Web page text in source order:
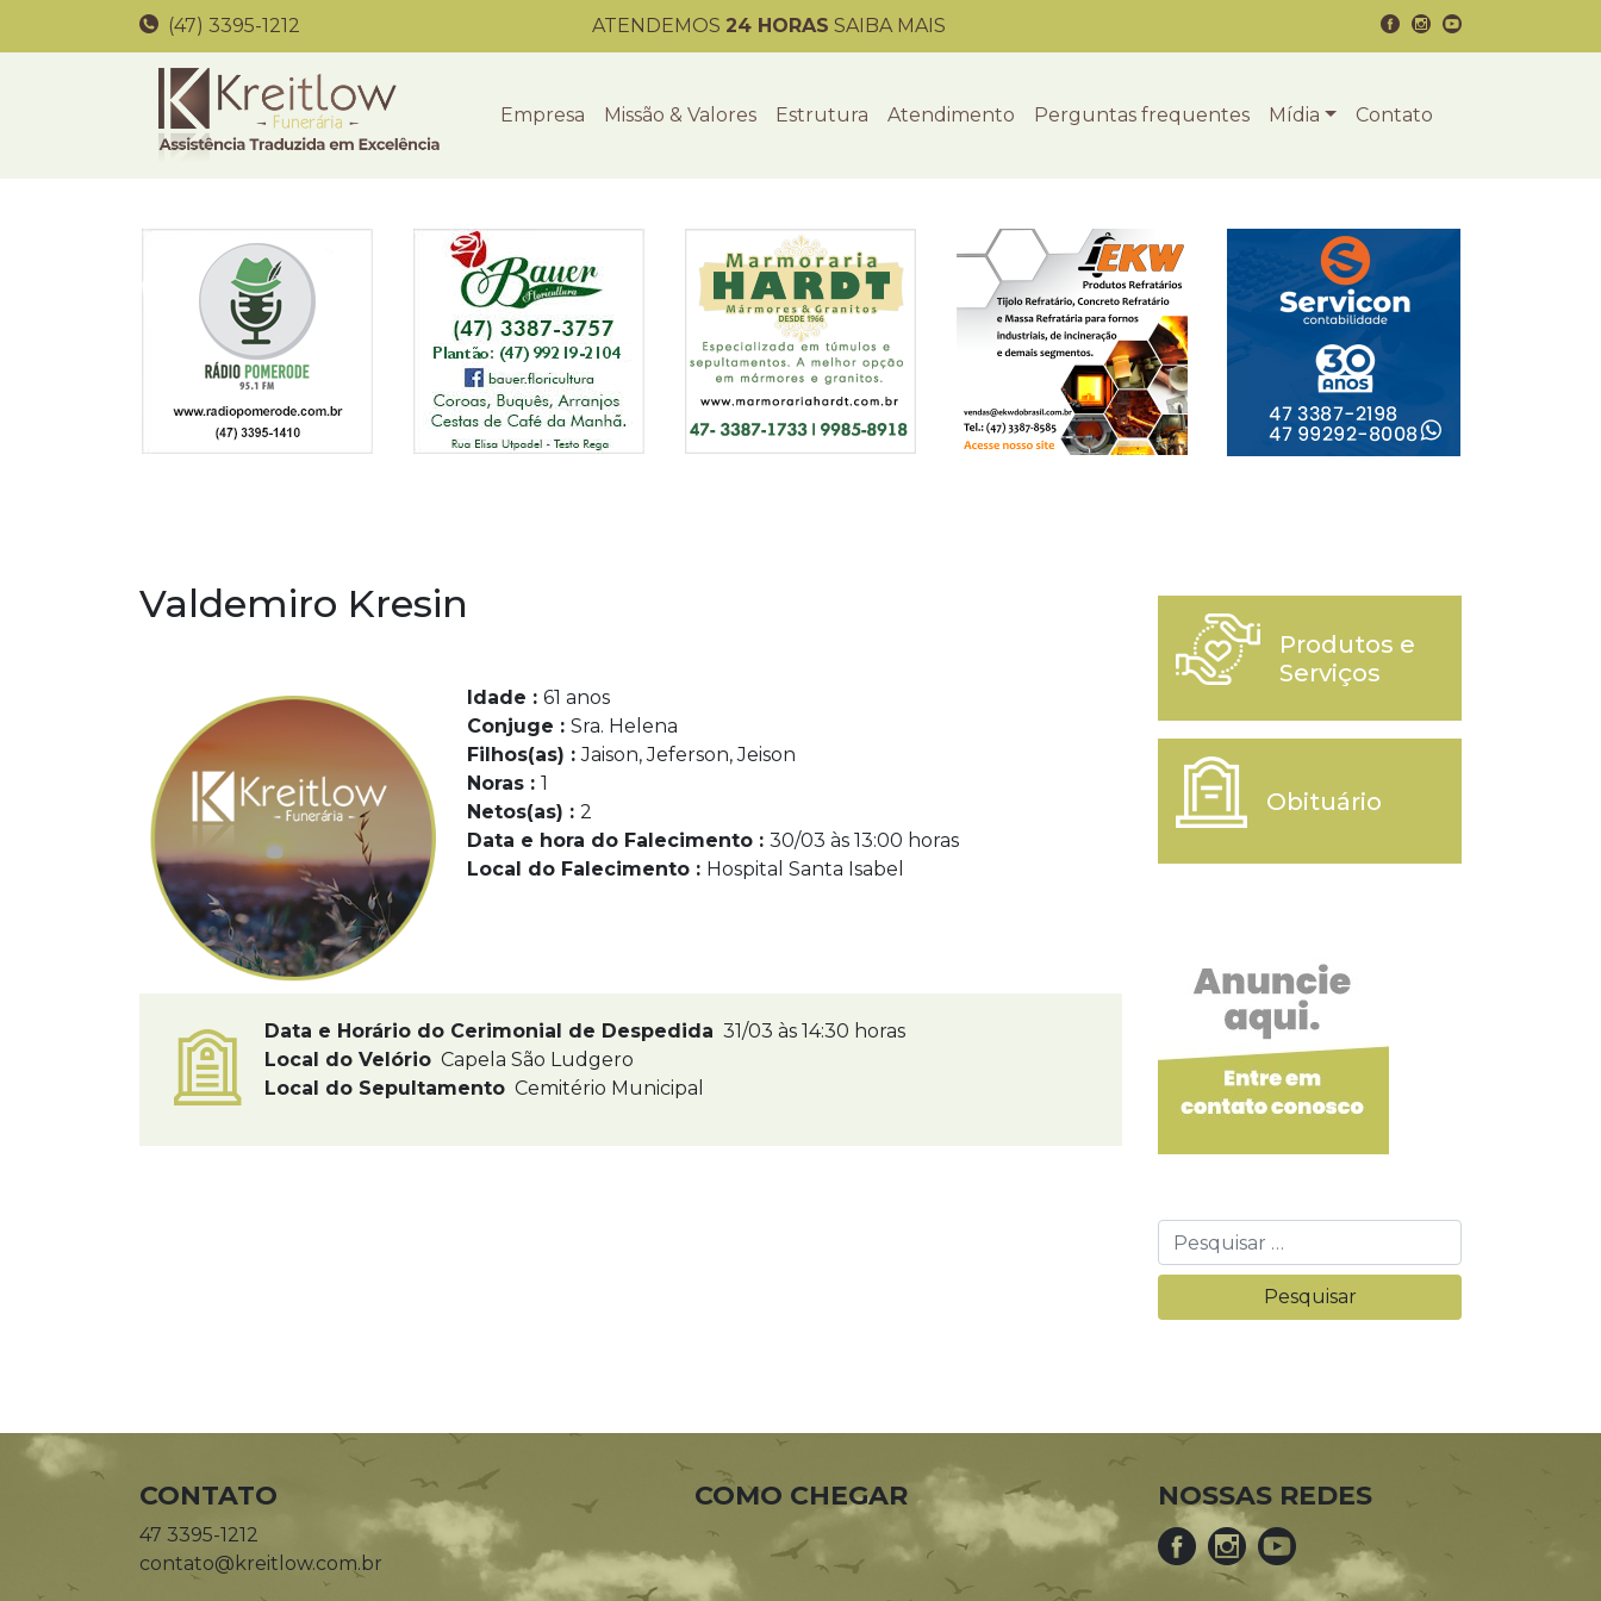
(47) 3395-1212 ATENDEMOS 24 HORAS SAIBA MAIS
Empresa Missão & Valores Estrutura Atendimento Perguntas frequentes Mídia Contato
Valdemiro Kresin
Idade : 61 anos
Conjuge : Sra. Helena
Filhos(as) :Jaison, Jeferson, Jeison
Noras : 1
Netos(as) : 2
Data e hora do Falecimento : 30/03 às 13:00 horas
Local do Falecimento : Hospital Santa Isabel
Data e Horário do Cerimonial de Despedida 31/03 às 14:30 horas
Local do Velório Capela São Ludgero
Local do Sepultamento Cemitério Municipal
Produtos e
Serviços
Obituário
CONTATO
47 3395-1212
contato@kreitlow.com.br
COMO CHEGAR NOSSAS REDES